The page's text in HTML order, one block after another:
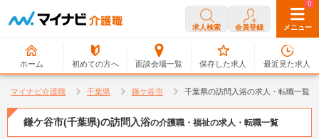
求人検索 会員登録 メニュー
ホーム 初めての方へ 面談会場一覧
0
保存した求人
0
最近見た求人
マイナビ介護職 千葉県 鎌ケ谷市 千葉県の訪問入浴の求人・転職一覧
鎌ケ谷市(千葉県)の訪問入浴の介護職・福祉の求人・転職一覧